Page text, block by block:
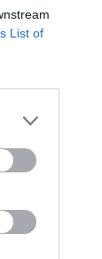
List of